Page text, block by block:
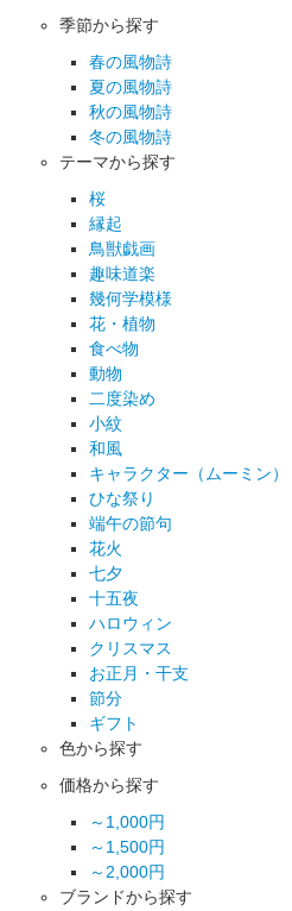
季節から探す
春の風物詩
夏の風物詩
秋の風物詩
冬の風物詩
テーマから探す
桜
縁起
鳥獣戯画
趣味道楽
幾何学模様
花・植物
食べ物
動物
二度染め
小紋
和風
キャラクター（ムーミン）
ひな祭り
端午の節句
花火
七夕
十五夜
ハロウィン
クリスマス
お正月・干支
節分
ギフト
色から探す
価格から探す
～1,000円
～1,500円
～2,000円
ブランドから探す